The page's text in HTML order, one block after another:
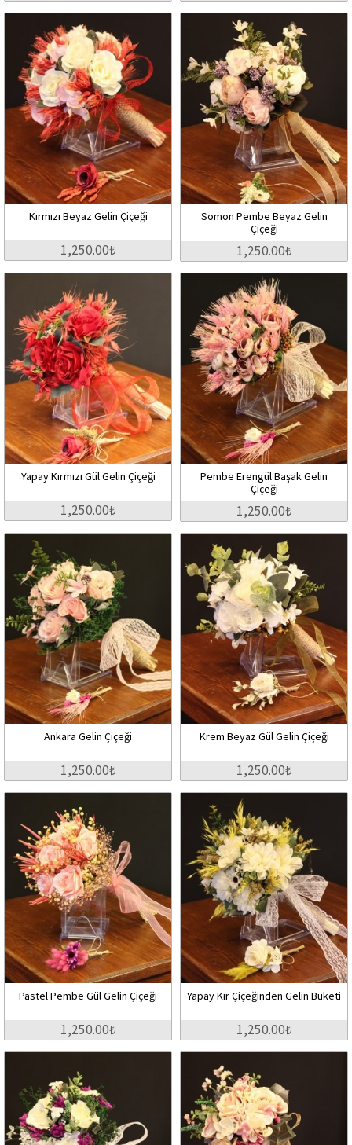
Kırmızı Beyaz Gelin Çiçeği
1,250.00₺
Somon Pembe Beyaz Gelin
Çiçeği
1,250.00₺
Yapay Kırmızı Gül Gelin Çiçeği
1,250.00₺
Pembe Erengül Başak Gelin
Çiçeği
1,250.00₺
Ankara Gelin Çiçeği
1,250.00₺
Krem Beyaz Gül Gelin Çiçeği
1,250.00₺
Pastel Pembe Gül Gelin Çiçeği
1,250.00₺
Yapay Kır Çiçeğinden Gelin Buketi
1,250.00₺